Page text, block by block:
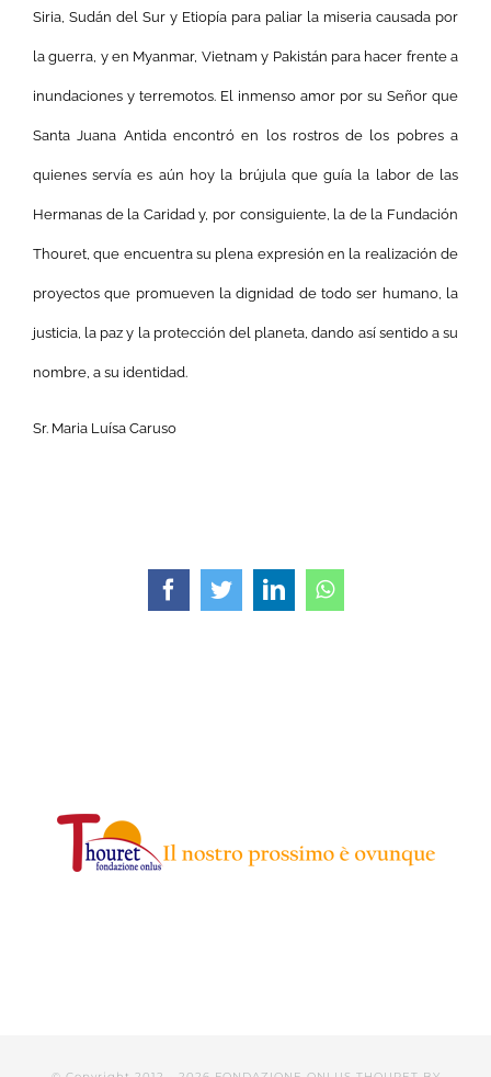
Siria, Sudán del Sur y Etiopía para paliar la miseria causada por
la guerra, y en Myanmar, Vietnam y Pakistán para hacer frente a
inundaciones y terremotos. El inmenso amor por su Señor que
Santa Juana Antida encontró en los rostros de los pobres a
quienes servía es aún hoy la brújula que guía la labor de las
Hermanas de la Caridad y, por consiguiente, la de la Fundación
Thouret, que encuentra su plena expresión en la realización de
proyectos que promueven la dignidad de todo ser humano, la
justicia, la paz y la protección del planeta, dando así sentido a su
nombre, a su identidad.
Sr. Maria Luísa Caruso
FacebookTwitterLinkedInWhatsApp